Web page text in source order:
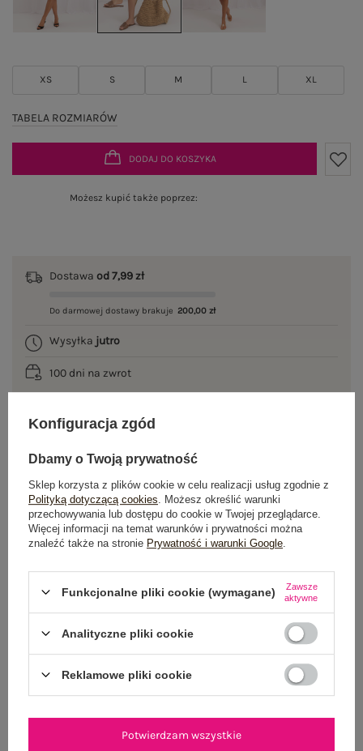
XS S M L XL
TABELA ROZMIARÓW
DODAJ DO KOSZYKA
Możesz kupić także poprzez:
Dostawa od 7,99 zł
Do darmowej dostawy brakuje 200,00 zł
Wysyłka jutro
100 dni na zwrot
GŁÓWNE PARAMETRY
OPINIE O PRODUKCIE (0)
ZWROTY I REKLAMACJE
OSTATNIO OGLĄDANE
Zobacz wszystko
Konfiguracja zgód
Dbamy o Twoją prywatność
Sklep korzysta z plików cookie w celu realizacji usług zgodnie z
Polityką dotyczącą cookies . Możesz określić warunki
przechowywania lub dostępu do cookie w Twojej przeglądarce.
Więcej informacji na temat warunków i prywatności można
znaleźć także na stronie Prywatność i warunki Google
Funkcjonalne pliki cookie (wymagane)
Zawsze
aktywne
Analityczne pliki cookie
Reklamowe pliki cookie
Potwierdzam wszystkie